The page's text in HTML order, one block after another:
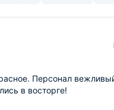
Персонал
в восторге!